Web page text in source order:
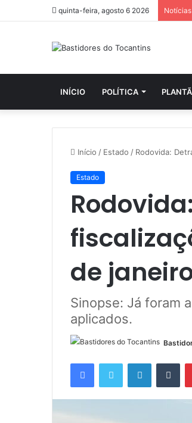
quinta-feira, agosto 6 2026
INÍCIO POLÍTICA
Início / Estado / Rodovida:
Estado
de
Sinopse: Já foram
aplicados.